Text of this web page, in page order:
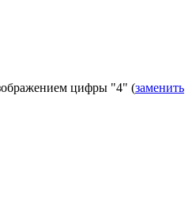
цифры "4" (заменить